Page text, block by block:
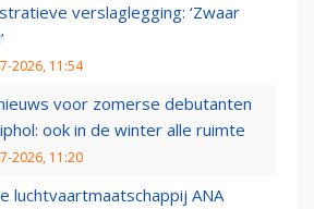
verslaglegging: ‘Zwaar
2026, 11:54
voor zomerse debutanten
ook in de winter alle ruimte
2026, 11:20
luchtvaartmaatschappij ANA